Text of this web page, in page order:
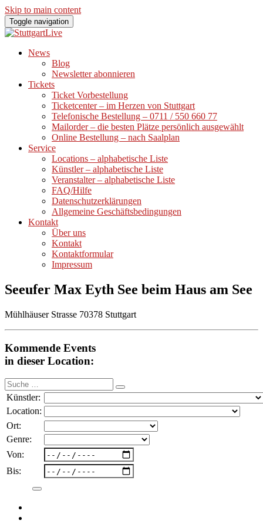
Skip to main content
Toggle navigation
News
Blog
Newsletter abonnieren
Tickets
Ticket Vorbestellung
Ticketcenter – im Herzen von Stuttgart
Telefonische Bestellung – 0711 / 550 660 77
Mailorder – die besten Plätze persönlich ausgewählt
Online Bestellung – nach Saalplan
Service
Locations – alphabetische Liste
Künstler – alphabetische Liste
Veranstalter – alphabetische Liste
FAQ/Hilfe
Datenschutzerklärungen
Allgemeine Geschäftsbedingungen
Kontakt
Über uns
Kontakt
Kontaktformular
Impressum
Seeufer Max Eyth See beim Haus am See
Mühlhäuser Strasse 70378 Stuttgart
Kommende Events
in dieser Location:
Suche
nach:
Künstler:
Location:
Ort:
Genre:
Von:
Bis: